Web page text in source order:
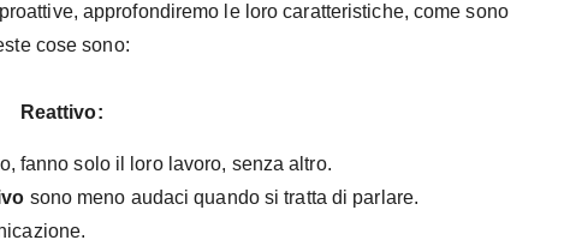
approfondiremo le loro caratteristiche, come sono
cose sono:
Reattivo:
fanno solo il loro lavoro, senza altro.
sono meno audaci quando si tratta di parlare.